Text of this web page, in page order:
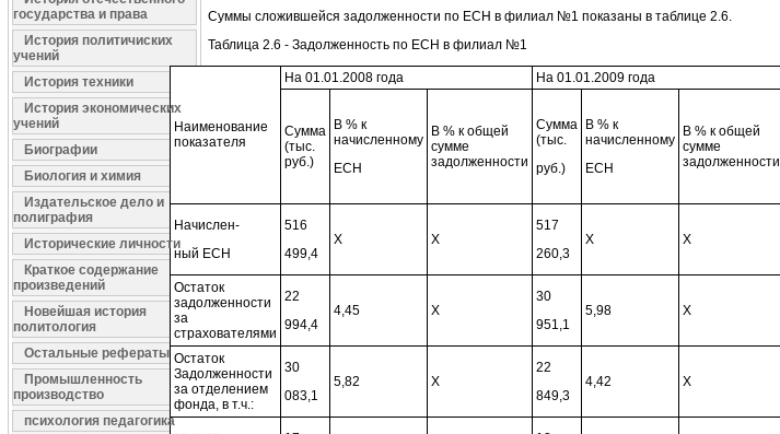
государства и права
История политичиских
учений
История техники
История экономических
учений
Биографии
Биология и химия
Издательское дело и
полиграфия
Исторические личности
Краткое содержание
произведений
Новейшая история
политология
Остальные рефераты
Промышленность
производство
психология педагогика
Суммы сложившейся задолженности по ЕСН в филиал №1 показаны в таблице 2.6.
Таблица 2.6 - Задолженность по ЕСН в филиал №1
Наименование
показателя
На 01.01.2008 года На 01.01.2009 года
Сумма
(тыс.
руб.)
В % к
начисленному
ЕСН
В % к общей
сумме
задолженности
Сумма
(тыс.
руб.)
В % к
начисленному
ЕСН
В % к общей
сумме
задолженности
Начислен-
ный ЕСН
516
499,4
Х Х
517
260,3
X X
Остаток
задолженности
за
страхователями
22
994,4
4,45 Х
30
951,1
5,98 X
Остаток
Задолженности
за отделением
фонда, в т.ч.:
30
083,1
5,82 Х
22
849,3
4,42 X